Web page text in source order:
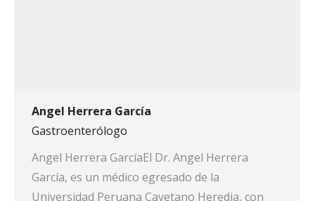
Angel Herrera García
Gastroenterólogo
Angel Herrera GarcíaEl Dr. Angel Herrera
García, es un médico egresado de la
Universidad Peruana Cayetano Heredia, con